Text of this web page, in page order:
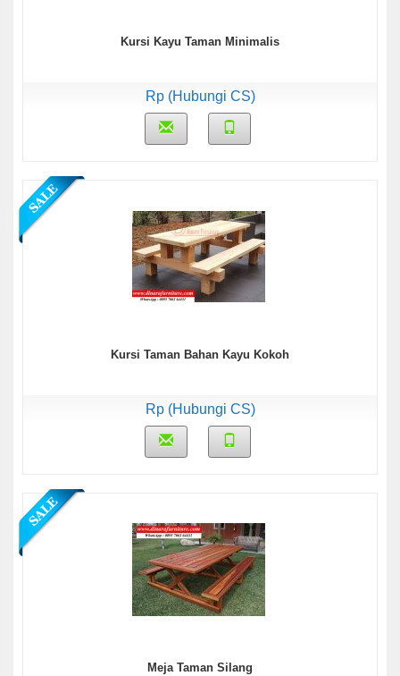
Kursi Kayu Taman Minimalis
Rp (Hubungi CS)
Kursi Taman Bahan Kayu Kokoh
Rp (Hubungi CS)
Meja Taman Silang